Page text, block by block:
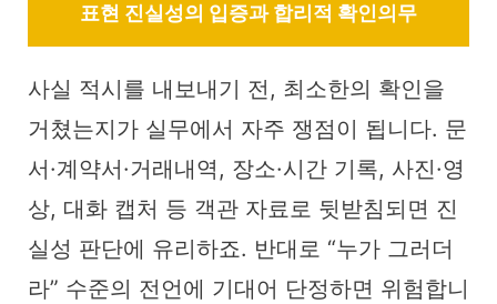
표현 진실성의 입증과 합리적 확인의무
사실 적시를 내보내기 전, 최소한의 확인을
거쳤는지가 실무에서 자주 쟁점이 됩니다. 문
서·계약서·거래내역, 장소·시간 기록, 사진·영
상, 대화 캡처 등 객관 자료로 뒷받침되면 진
실성 판단에 유리하죠. 반대로 “누가 그러더
라” 수준의 전언에 기대어 단정하면 위험합니